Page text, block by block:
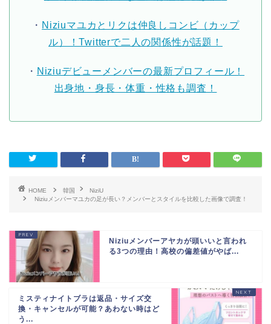
・ Niziuマユカとリクは仲良しコンビ（カップ
ル）！Twitterで二人の関係性が話題！
・ Niziuデビューメンバーの最新プロフィール！
出身地・身長・体重・性格も調査！
HOME 韓国
NiziU
Niziuメンバーマユカの足が長い？メンバーとスタイルを比較した画像で調査！
Niziuメンバーアヤカが頭いいと言われ
る3つの理由！高校の偏差値がやば...
ミスティナイトブラは返品・サイズ交
換・キャンセルが可能？あわない時はど
う...